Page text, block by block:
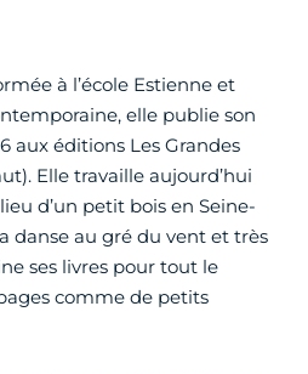
à l’école Estienne et
elle publie son
aux éditions Les Grandes
Elle travaille aujourd’hui
d’un petit bois en Seine-
danse au gré du vent et très
ses livres pour tout le
comme de petits